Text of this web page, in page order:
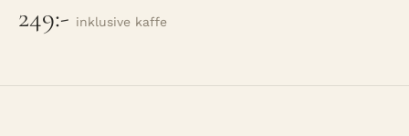
249:- inklusive kaffe